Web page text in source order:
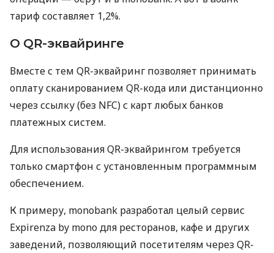
тариф составляет 1,2%.
О QR-эквайринге
Вместе с тем QR-эквайринг позволяет принимать
оплату сканированием QR-кода или дистанционно
через ссылку (без NFC) с карт любых банков
платежных систем.
Для использования QR-эквайрингом требуется
только смартфон с установленным программным
обеспечением.
К примеру, monobank разработал целый сервис
Expirenza by mono для ресторанов, кафе и других
заведений, позволяющий посетителям через QR-